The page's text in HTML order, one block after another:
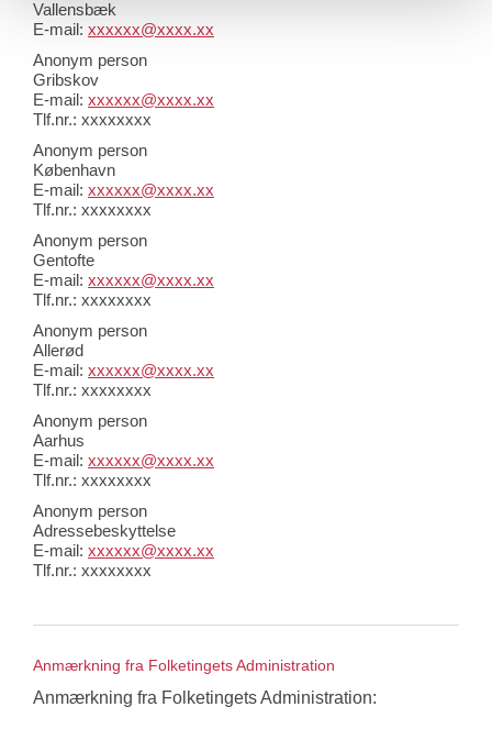
Vallensbæk
E-mail: xxxxxx@xxxx.xx
Anonym person
Gribskov
E-mail: xxxxxx@xxxx.xx
Tlf.nr.: xxxxxxxx
Anonym person
København
E-mail: xxxxxx@xxxx.xx
Tlf.nr.: xxxxxxxx
Anonym person
Gentofte
E-mail: xxxxxx@xxxx.xx
Tlf.nr.: xxxxxxxx
Anonym person
Allerød
E-mail: xxxxxx@xxxx.xx
Tlf.nr.: xxxxxxxx
Anonym person
Aarhus
E-mail: xxxxxx@xxxx.xx
Tlf.nr.: xxxxxxxx
Anonym person
Adressebeskyttelse
E-mail: xxxxxx@xxxx.xx
Tlf.nr.: xxxxxxxx
Anmærkning fra Folketingets Administration
Anmærkning fra Folketingets Administration: